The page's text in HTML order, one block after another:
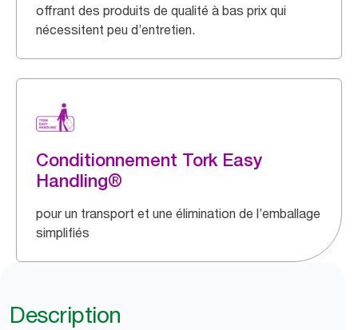
offrant des produits de qualité à bas prix qui
nécessitent peu d’entretien.
Conditionnement Tork Easy
Handling®
pour un transport et une élimination de l’emballage
simplifiés
Description